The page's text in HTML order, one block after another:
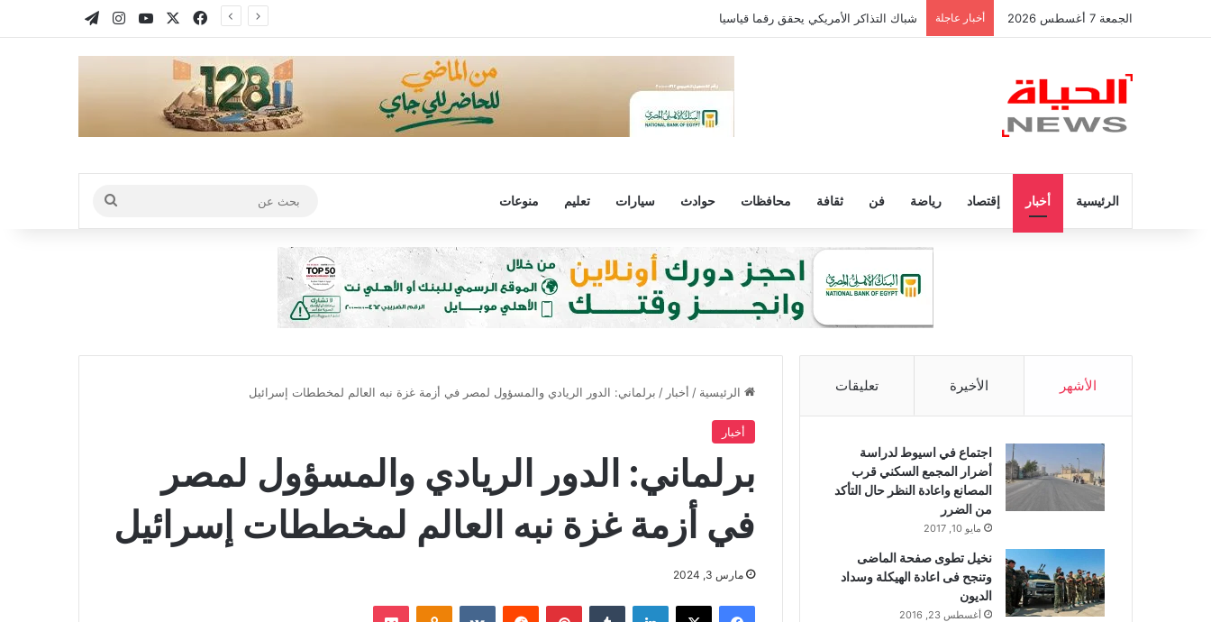
الجمعة 7 أغسطس 2026 أخبار عاجلة شباك التذاكر الأمريكي يحقق رقما قياسيا فيسبوك يوتيوب انستقرام
الرئيسية أخبار إقتصاد رياضة فن ثقافة محافظات حوادث سيارات تعليم منوعات
عن
الرئيسية / أخبار / برلماني: الدور الريادي والمسؤول لمصر في أزمة غزة نبه العالم لمخططات إسرائيل
أخبار
برلماني: الدور الريادي والمسؤول لمصر
في أزمة غزة نبه العالم لمخططات إسرائيل
مارس 3, 2024
فيسبوك لينكدإن بينتيريست
الأشهر الأخيرة تعليقات
اجتماع في اسيوط لدراسة
أضرار المجمع السكني قرب
المصانع واعادة النظر حال التأكد
من الضرر
مايو 10, 2017
نخيل تطوى صفحة الماضى
وتنجح فى اعادة الهيكلة وسداد
الديون
أغسطس 23, 2016